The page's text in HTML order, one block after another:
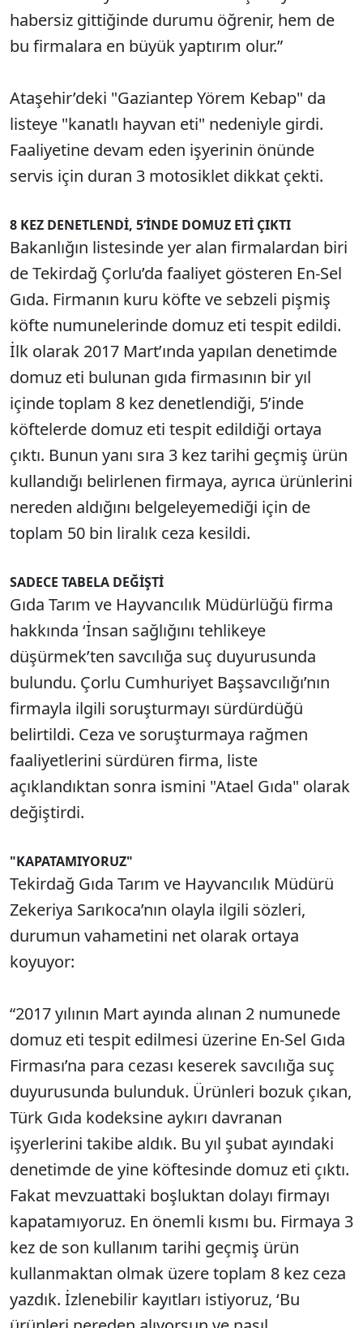
habersiz gittiğinde durumu öğrenir, hem de
bu firmalara en büyük yaptırım olur.”
Ataşehir’deki "Gaziantep Yörem Kebap" da
listeye "kanatlı hayvan eti" nedeniyle girdi.
Faaliyetine devam eden işyerinin önünde
servis için duran 3 motosiklet dikkat çekti.
8 KEZ DENETLENDİ, 5’İNDE DOMUZ ETİ ÇIKTI
Bakanlığın listesinde yer alan firmalardan biri
de Tekirdağ Çorlu’da faaliyet gösteren En-Sel
Gıda. Firmanın kuru köfte ve sebzeli pişmiş
köfte numunelerinde domuz eti tespit edildi.
İlk olarak 2017 Mart’ında yapılan denetimde
domuz eti bulunan gıda firmasının bir yıl
içinde toplam 8 kez denetlendiği, 5’inde
köftelerde domuz eti tespit edildiği ortaya
çıktı. Bunun yanı sıra 3 kez tarihi geçmiş ürün
kullandığı belirlenen firmaya, ayrıca ürünlerini
nereden aldığını belgeleyemediği için de
toplam 50 bin liralık ceza kesildi.
SADECE TABELA DEĞİŞTİ
Gıda Tarım ve Hayvancılık Müdürlüğü firma
hakkında ‘İnsan sağlığını tehlikeye
düşürmek’ten savcılığa suç duyurusunda
bulundu. Çorlu Cumhuriyet Başsavcılığı’nın
firmayla ilgili soruşturmayı sürdürdüğü
belirtildi. Ceza ve soruşturmaya rağmen
faaliyetlerini sürdüren firma, liste
açıklandıktan sonra ismini "Atael Gıda" olarak
değiştirdi.
"KAPATAMIYORUZ"
Tekirdağ Gıda Tarım ve Hayvancılık Müdürü
Zekeriya Sarıkoca’nın olayla ilgili sözleri,
durumun vahametini net olarak ortaya
koyuyor:
“2017 yılının Mart ayında alınan 2 numunede
domuz eti tespit edilmesi üzerine En-Sel Gıda
Firması’na para cezası keserek savcılığa suç
duyurusunda bulunduk. Ürünleri bozuk çıkan,
Türk Gıda kodeksine aykırı davranan
işyerlerini takibe aldık. Bu yıl şubat ayındaki
denetimde de yine köftesinde domuz eti çıktı.
Fakat mevzuattaki boşluktan dolayı firmayı
kapatamıyoruz. En önemli kısmı bu. Firmaya 3
kez de son kullanım tarihi geçmiş ürün
kullanmaktan olmak üzere toplam 8 kez ceza
yazdık. İzlenebilir kayıtları istiyoruz, ‘Bu